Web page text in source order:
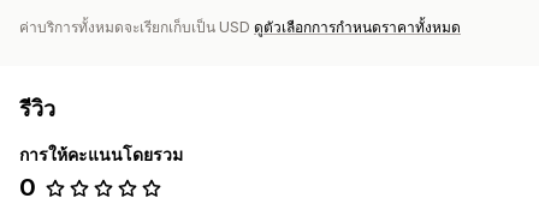
การอัปเดตด้วยตนเอง
ค่าบริการทั้งหมดจะเรียกเก็บเป็น USD ดูตัวเลือกการกำหนดราคาทั้งหมด
รีวิว
การให้คะแนนโดยรวม
0